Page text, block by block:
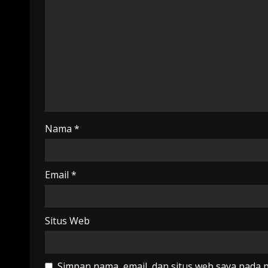
Nama *
Email *
Situs Web